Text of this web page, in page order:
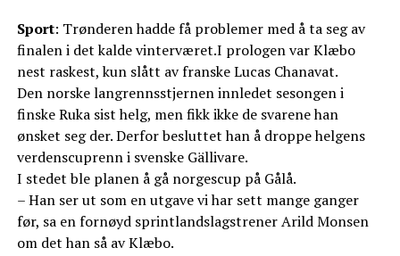
Sport: Trønderen hadde få problemer med å ta seg av
finalen i det kalde vinterværet.I prologen var Klæbo
nest raskest, kun slått av franske Lucas Chanavat.
Den norske langrennsstjernen innledet sesongen i
finske Ruka sist helg, men fikk ikke de svarene han
ønsket seg der. Derfor besluttet han å droppe helgens
verdenscuprenn i svenske Gällivare.
I stedet ble planen å gå norgescup på Gålå.
– Han ser ut som en utgave vi har sett mange ganger
før, sa en fornøyd sprintlandslagstrener Arild Monsen
om det han så av Klæbo.